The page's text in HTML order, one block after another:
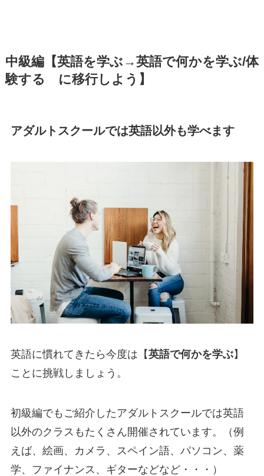
中級編【英語を学ぶ→英語で何かを学ぶ/体
験する に移行しよう】
アダルトスクールでは英語以外も学べます
英語に慣れてきたら今度は【英語で何かを学ぶ】
ことに挑戦しましょう。
初級編でもご紹介したアダルトスクールでは英語
以外のクラスもたくさん開催されています。（例
えば、絵画、カメラ、スペイン語、パソコン、薬
学、ファイナンス、ギターなどなど・・・）